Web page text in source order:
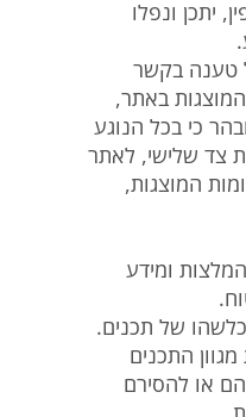
יתכן ונפלו
טענה בקשר
באתר,
כי בכל הנוגע
צד שלישי, לאתר
המוצגות,
ומידע
של תכנים.
התכנים
או להסירם